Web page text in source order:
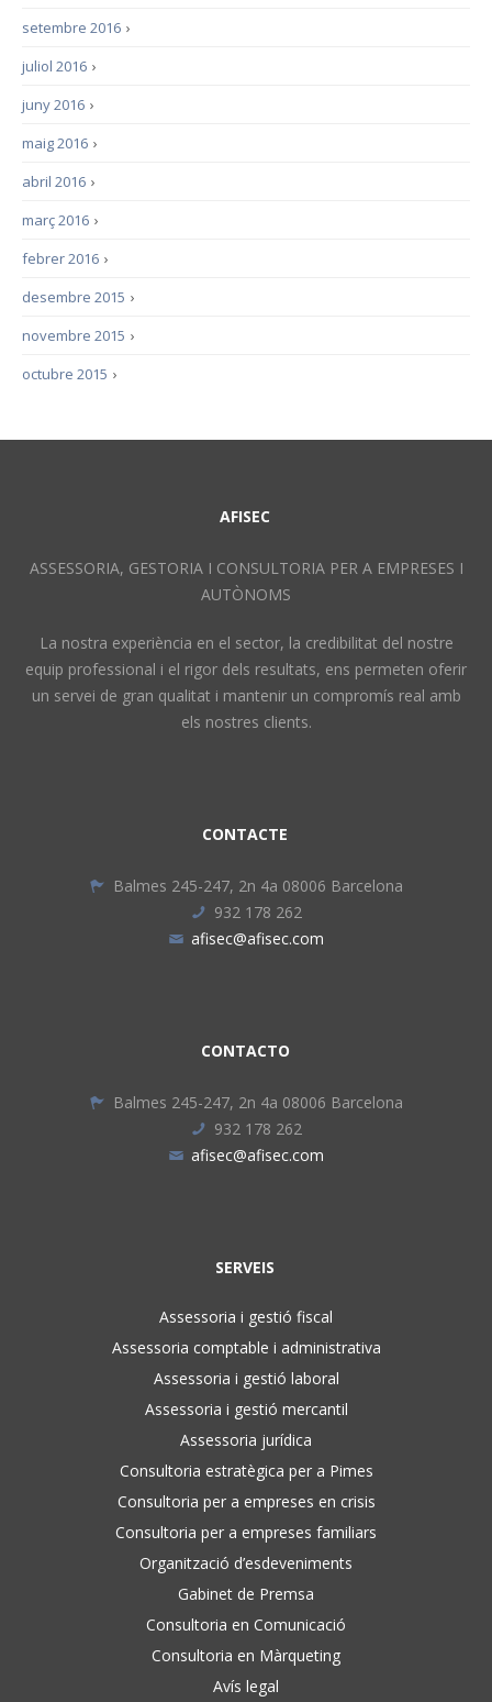
›
setembre 2016
›
juliol 2016
›
juny 2016
›
maig 2016
›
abril 2016
›
març 2016
›
febrer 2016
›
desembre 2015
›
novembre 2015
›
octubre 2015
AFISEC
ASSESSORIA, GESTORIA I CONSULTORIA PER A EMPRESES I
AUTÒNOMS
La nostra experiència en el sector, la credibilitat del nostre
equip professional i el rigor dels resultats, ens permeten oferir
un servei de gran qualitat i mantenir un compromís real amb
els nostres clients.
CONTACTE
Balmes 245-247, 2n 4a 08006 Barcelona
932 178 262
afisec@afisec.com
CONTACTO
Balmes 245-247, 2n 4a 08006 Barcelona
932 178 262
afisec@afisec.com
SERVEIS
Assessoria i gestió fiscal
Assessoria comptable i administrativa
Assessoria i gestió laboral
Assessoria i gestió mercantil
Assessoria jurídica
Consultoria estratègica per a Pimes
Consultoria per a empreses en crisis
Consultoria per a empreses familiars
Organització d’esdeveniments
Gabinet de Premsa
Consultoria en Comunicació
Consultoria en Màrqueting
Avís legal